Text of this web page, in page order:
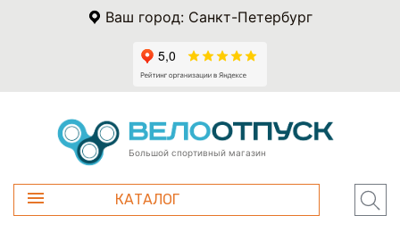
Ваш город: Санкт-Петербург
Большой спортивный магазин
КАТАЛОГ